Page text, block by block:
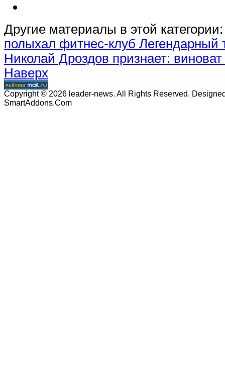
Другие материалы в этой категории:
полыхал фитнес-клуб Легендарный
Николай Дроздов признает: виноват
Наверх
Copyright © 2026 leader-news. All Rights Reserved.
SmartAddons.Com